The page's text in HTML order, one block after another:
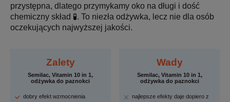
przystępna, dlatego przymykamy oko na długi i dość
chemiczny skład 🧪. To niezła odżywka, lecz nie dla osób
oczekujących najwyższej jakości.
Zalety
Semilac, Vitamin 10 in 1,
odżywka do paznokci
dobry efekt wzmocnienia
Wady
Semilac, Vitamin 10 in 1,
odżywka do paznokci
najlepsze efekty daje dopiero z